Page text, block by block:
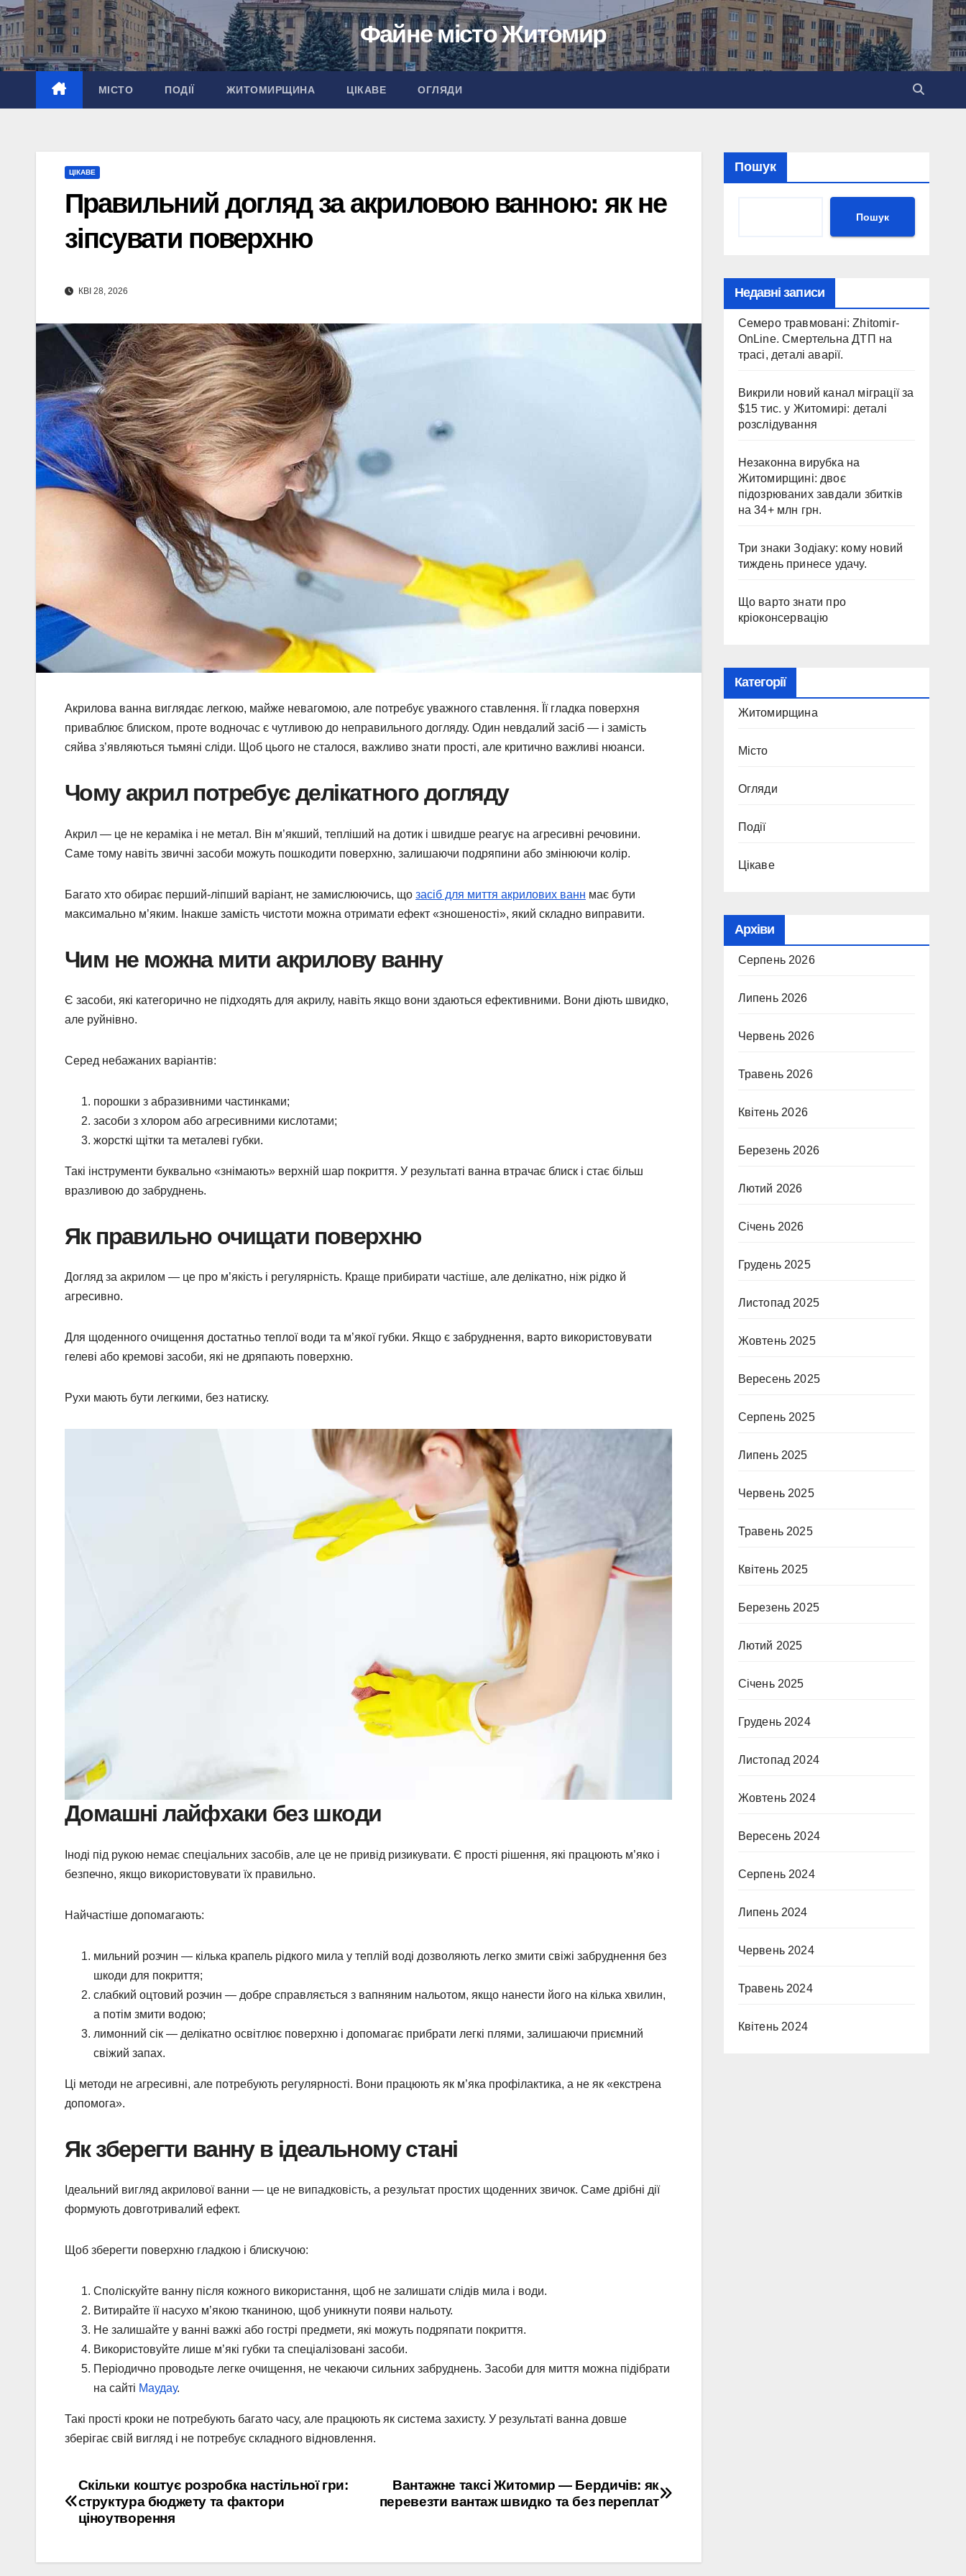
Перейти
до
вмісту
Файне місто Житомир
МІСТО ПОДІЇ ЖИТОМИРЩИНА ЦІКАВЕ ОГЛЯДИ
ЦІКАВЕ
Правильний догляд за акриловою ванною: як не
зіпсувати поверхню
КВІ 28, 2026
Акрилова ванна виглядає легкою, майже невагомою, але потребує уважного ставлення. Її гладка поверхня
приваблює блиском, проте водночас є чутливою до неправильного догляду. Один невдалий засіб — і замість
сяйва з’являються тьмяні сліди. Щоб цього не сталося, важливо знати прості, але критично важливі нюанси.
Чому акрил потребує делікатного догляду
Акрил — це не кераміка і не метал. Він м’якший, тепліший на дотик і швидше реагує на агресивні речовини.
Саме тому навіть звичні засоби можуть пошкодити поверхню, залишаючи подряпини або змінюючи колір.
Багато хто обирає перший-ліпший варіант, не замислюючись, що засіб для миття акрилових ванн має бути
максимально м’яким. Інакше замість чистоти можна отримати ефект «зношеності», який складно виправити.
Чим не можна мити акрилову ванну
Є засоби, які категорично не підходять для акрилу, навіть якщо вони здаються ефективними. Вони діють швидко,
але руйнівно.
Серед небажаних варіантів:
порошки з абразивними частинками;
засоби з хлором або агресивними кислотами;
жорсткі щітки та металеві губки.
Такі інструменти буквально «знімають» верхній шар покриття. У результаті ванна втрачає блиск і стає більш
вразливою до забруднень.
Як правильно очищати поверхню
Догляд за акрилом — це про м’якість і регулярність. Краще прибирати частіше, але делікатно, ніж рідко й
агресивно.
Для щоденного очищення достатньо теплої води та м’якої губки. Якщо є забруднення, варто використовувати
гелеві або кремові засоби, які не дряпають поверхню.
Рухи мають бути легкими, без натиску.
Домашні лайфхаки без шкоди
Іноді під рукою немає спеціальних засобів, але це не привід ризикувати. Є прості рішення, які працюють м’яко і
безпечно, якщо використовувати їх правильно.
Найчастіше допомагають:
мильний розчин — кілька крапель рідкого мила у теплій воді дозволяють легко змити свіжі забруднення без
шкоди для покриття;
слабкий оцтовий розчин — добре справляється з вапняним нальотом, якщо нанести його на кілька хвилин,
а потім змити водою;
лимонний сік — делікатно освітлює поверхню і допомагає прибрати легкі плями, залишаючи приємний
свіжий запах.
Ці методи не агресивні, але потребують регулярності. Вони працюють як м’яка профілактика, а не як «екстрена
допомога».
Як зберегти ванну в ідеальному стані
Ідеальний вигляд акрилової ванни — це не випадковість, а результат простих щоденних звичок. Саме дрібні дії
формують довготривалий ефект.
Щоб зберегти поверхню гладкою і блискучою:
Споліскуйте ванну після кожного використання, щоб не залишати слідів мила і води.
Витирайте її насухо м’якою тканиною, щоб уникнути появи нальоту.
Не залишайте у ванні важкі або гострі предмети, які можуть подряпати покриття.
Використовуйте лише м’які губки та спеціалізовані засоби.
Періодично проводьте легке очищення, не чекаючи сильних забруднень. Засоби для миття можна підібрати
на сайті Маудау.
Такі прості кроки не потребують багато часу, але працюють як система захисту. У результаті ванна довше
зберігає свій вигляд і не потребує складного відновлення.
Навігація
записів
Вантажне таксі Житомир — Бердичів: як
перевезти вантаж швидко та без переплат
Скільки коштує розробка настільної гри:
структура бюджету та фактори
ціноутворення
Пошук
Пошук
Недавні записи
Семеро травмовані: Zhitomir-
OnLine. Смертельна ДТП на
трасі, деталі аварії.
Викрили новий канал міграції за
$15 тис. у Житомирі: деталі
розслідування
Незаконна вирубка на
Житомирщині: двоє
підозрюваних завдали збитків
на 34+ млн грн.
Три знаки Зодіаку: кому новий
тиждень принесе удачу.
Що варто знати про
кріоконсервацію
Категорії
Житомирщина
Місто
Огляди
Події
Цікаве
Архіви
Серпень 2026
Липень 2026
Червень 2026
Травень 2026
Квітень 2026
Березень 2026
Лютий 2026
Січень 2026
Грудень 2025
Листопад 2025
Жовтень 2025
Вересень 2025
Серпень 2025
Липень 2025
Червень 2025
Травень 2025
Квітень 2025
Березень 2025
Лютий 2025
Січень 2025
Грудень 2024
Листопад 2024
Жовтень 2024
Вересень 2024
Серпень 2024
Липень 2024
Червень 2024
Травень 2024
Квітень 2024